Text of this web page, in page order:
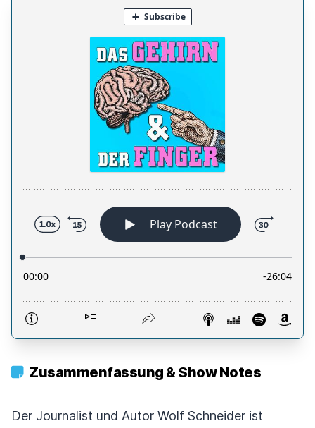
Zusammenfassung & Show Notes
Der Journalist und Autor Wolf Schneider ist